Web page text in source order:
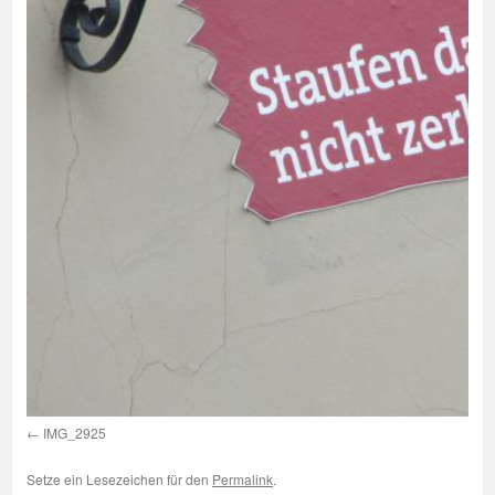
IMG_2925
Setze ein Lesezeichen für den Permalink.